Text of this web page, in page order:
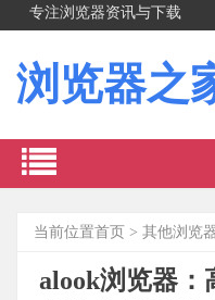
专注浏览器资讯与下载
浏览器之
当前位置首页 > 其他浏览
alook浏览器：